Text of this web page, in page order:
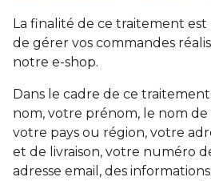
La finalité de ce traitement
de gérer vos commandes
notre e-shop.
Dans le cadre de ce
nom, votre prénom, le nom
votre pays ou région, votre
et de livraison, votre numéro
adresse email, des